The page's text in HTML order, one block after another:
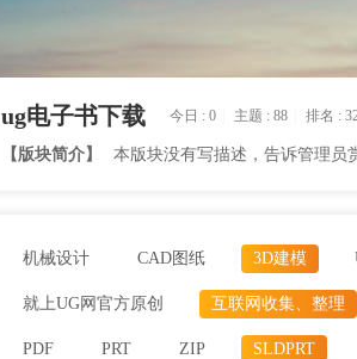
ug电子书下载 今日 : 0 主题 : 88 排名 :
【版块简介】 本版块没有写描述，告诉管理员
机械设计 CAD图纸 3D建模
就上UG网官方原创 互联网收集、整理
PDF PRT ZIP SLDPRT